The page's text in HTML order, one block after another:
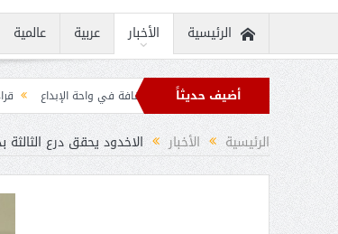
الرئيسية الأخبار عربية عالمية
أضيف حديثاً نادرة ثمار الثقافة في واحة الإبداع قراءة في كتاب
برقيات تهنئة من قادة الدول الإسلامية بمناسبة عيد الفطر
الرئيسية الأخبار الاخدود يحقق درع